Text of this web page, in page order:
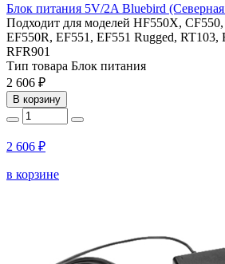
Блок питания 5V/2A Bluebird
Подходит для моделей HF550X,
EF550R, EF551, EF551 Rugged, RT103,
RFR901
Тип товара Блок питания
2 606 ₽
В корзину
2 606 ₽
в корзине